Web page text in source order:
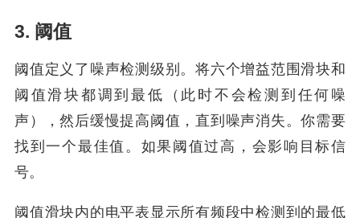
3. 阈值
阈值定义了噪声检测级别。将六个增益范围滑块和
阈值滑块都调到最低（此时不会检测到任何噪
声），然后缓慢提高阈值，直到噪声消失。你需要
找到一个最佳值。如果阈值过高，会影响目标信
号。
阈值滑块内的电平表显示所有频段中检测到的最低